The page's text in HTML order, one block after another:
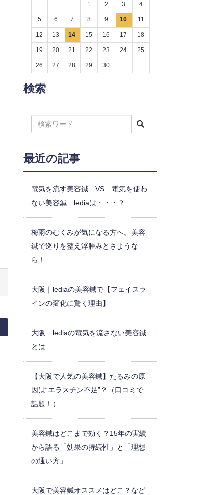
1 2 3 4
5 6 7 8 9 10 11
12 13 14 15 16 17 18
19 20 21 22 23 24 25
26 27 28 29 30
検索
最近の記事
電気を流す美容鍼 VS 電気を使わ
ない美容鍼 lediaは・・・？
梅雨のむくみが気になる方へ。美容
鍼で巡りを整え浮腫みとさような
ら！
大阪｜lediaの美容鍼で【フェイスラ
インの変化に驚く理由】
大阪 lediaの電気を流さない美容鍼
とは
【大阪で人気の美容鍼】たるみの原
因は“エラスチン不足”？（口コミで
話題！）
美容鍼はどこまで効く？15年の実績
から語る「効果の持続性」と「理想
の通い方」
大阪で美容鍼オススメはどこ？など